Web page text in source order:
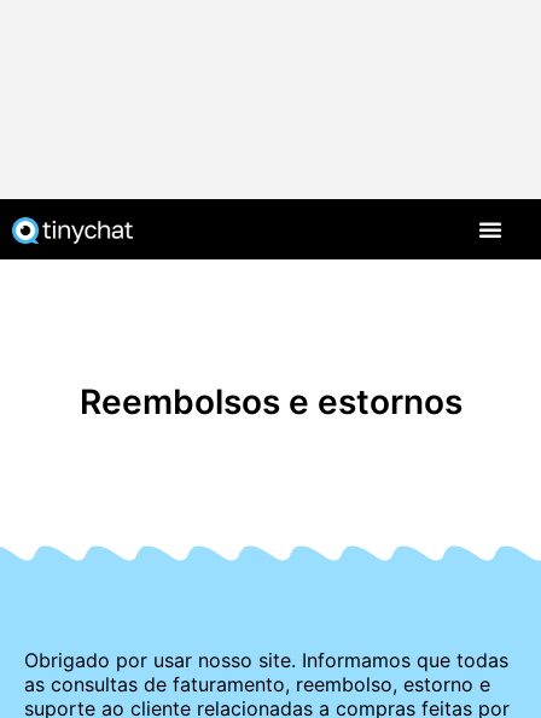
Reembolsos e estornos
Obrigado por usar nosso site. Informamos que todas
as consultas de faturamento, reembolso, estorno e
suporte ao cliente relacionadas a compras feitas por